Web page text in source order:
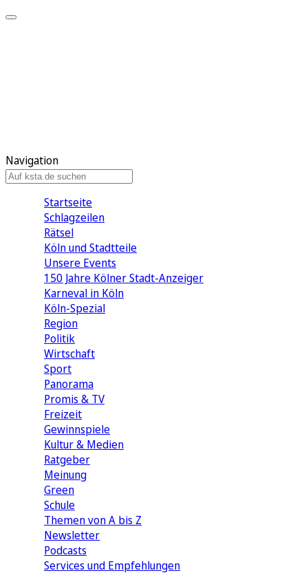
Navigation
Startseite
Schlagzeilen
Rätsel
Köln und Stadtteile
Unsere Events
150 Jahre Kölner Stadt-Anzeiger
Karneval in Köln
Köln-Spezial
Region
Politik
Wirtschaft
Sport
Panorama
Promis & TV
Freizeit
Gewinnspiele
Kultur & Medien
Ratgeber
Meinung
Green
Schule
Themen von A bis Z
Newsletter
Podcasts
Services und Empfehlungen